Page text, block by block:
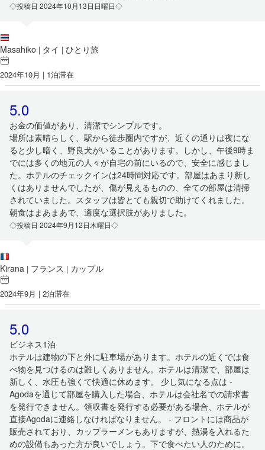
◇投稿日 2024年10月13日日曜日◇
Masahiko | タイ | ひとり旅
2024年10月 | 1泊滞在
5.0
お金の価値があり、清潔でシンプルです。
場所は素晴らしく、駅から徒歩圏内ですが、近くの通りは夜にな
ると少し暗く、野良犬がいることがあります。しかし、午後9時ま
でには多くの地元の人々が自宅の前にいるので、安全に感じまし
た。ホテルのチェックインは24時間対応です。部屋はあまり新し
くはありませんでしたが、傷が見えるものの、全ての部屋は清掃
されていました。スタッフは皆とても親切で助けてくれました。
朝食はまあまあで、適度な選択肢がありました。
◇投稿日 2024年9月12日木曜日◇
Kirana | フランス | カップル
2024年9月 | 2泊滞在
5.0
ビジネス1泊
ホテルは建物の下と外に駐車場があります。ホテルの近くでは食
べ物を見つけるのは難しくありません。ホテルは清潔で、部屋は
新しく、水圧も強くて快適に休めます。 少し気になる点は -
Agodaを通じて部屋を購入した場合、ホテルは会社名での請求書
を発行できません。領収書を発行する必要がある場合、ホテルが
直接Agodaに連絡しなければなりません。 - フロントには商品が
販売されており、カップラーメンもありますが、熱湯を入れるた
めの設備もあった方が良いでしょう。下で食べたい人のために。